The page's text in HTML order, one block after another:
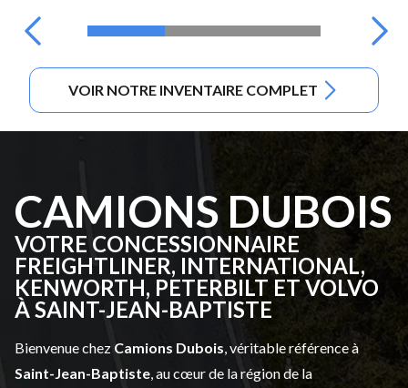
VOIR NOTRE INVENTAIRE COMPLET
CAMIONS DUBOIS
VOTRE CONCESSIONNAIRE
FREIGHTLINER, INTERNATIONAL,
KENWORTH, PETERBILT ET VOLVO
À SAINT-JEAN-BAPTISTE
Bienvenue chez Camions Dubois , véritable référence à
Saint-Jean-Baptiste , au cœur de la région de la